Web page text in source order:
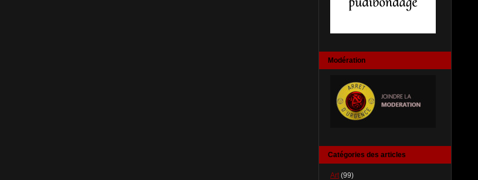
Modération
Catégories des articles
Art(99)